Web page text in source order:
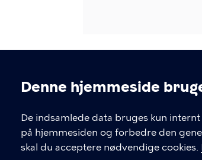
Denne hjemmeside
De indsamlede data bruges kun
på hjemmesiden og forbedre den
skal du acceptere nødvendige cookies.
Kontakt Københavns